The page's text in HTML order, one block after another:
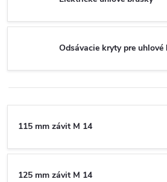
Odsávacie kryty pre uhlové
115 mm závit M 14
125 mm závit M 14